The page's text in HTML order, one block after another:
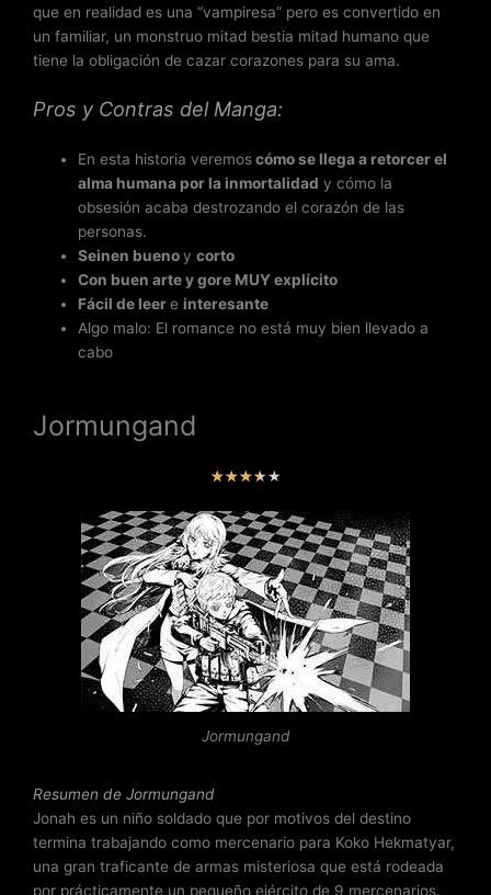
que en realidad es una “vampiresa” pero es convertido en
un familiar, un monstruo mitad bestia mitad humano que
tiene la obligación de cazar corazones para su ama.
Pros y Contras del Manga:
En esta historia veremoscómo se llega a retorcer el
alma humana por la inmortalidad y cómo la
obsesión acaba destrozando el corazón de las
personas.
Seinen buenoycorto
Con buen arte y gore MUY explícito
Fácil de leereinteresante
Algo malo: El romance no está muy bien llevado a
cabo
Jormungand
★★★★★V
l
o
r
a
d
o
c
o
n
3
d
e
5
Jormungand
Resumen de Jormungand
Jonah es un niño soldado que por motivos del destino
termina trabajando como mercenario para Koko Hekmatyar,
una gran traficante de armas misteriosa que está rodeada
por prácticamente un pequeño ejército de 9 mercenarios.